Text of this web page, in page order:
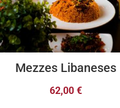
Mezzes Libaneses
62,00€